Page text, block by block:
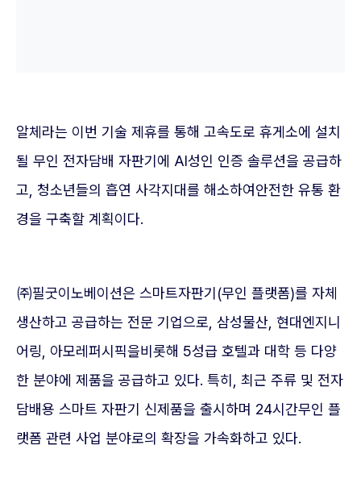
알체라는 이번 기술 제휴를 통해 고속도로 휴게소에 설치
될 무인 전자담배 자판기에 AI성인 인증 솔루션을 공급하
고, 청소년들의 흡연 사각지대를 해소하여안전한 유통 환
경을 구축할 계획이다.
㈜필굿이노베이션은 스마트자판기(무인 플랫폼)를 자체
생산하고 공급하는 전문 기업으로, 삼성물산, 현대엔지니
어링, 아모레퍼시픽을비롯해 5성급 호텔과 대학 등 다양
한 분야에 제품을 공급하고 있다. 특히, 최근 주류 및 전자
담배용 스마트 자판기 신제품을 출시하며 24시간무인 플
랫폼 관련 사업 분야로의 확장을 가속화하고 있다.